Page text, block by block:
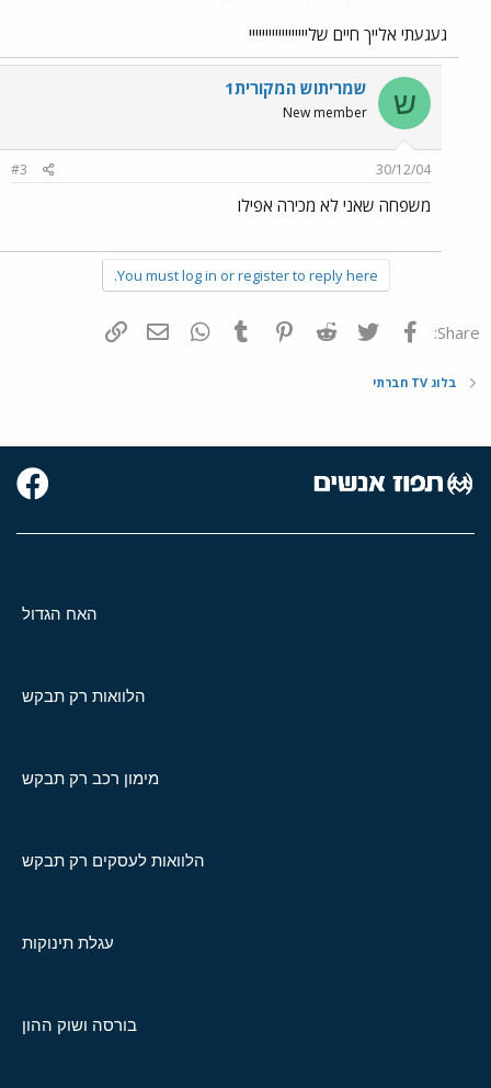
געגעתי אלייך חיים שליייייייייייייייייי
ש שמריתוש המקורית1
New member
30/12/04
#3
משפחה שאני לא מכירה אפילו
You must log in or register to reply here.
Share: פייסבוק Twitter
Reddit
Pinterest
Tumblr
WhatsAppדואר אלקטרוני
בלוג TV חברתי
האח הגדול
הלוואות רק תבקש
מימון רכב רק תבקש
הלוואות לעסקים רק תבקש
עגלת תינוקות
בורסה ושוק ההון